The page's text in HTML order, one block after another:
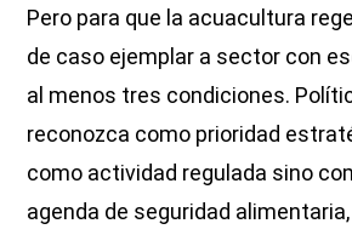
Pero para que la acuacultura
de caso ejemplar a sector con
al menos tres condiciones.
reconozca como prioridad
como actividad regulada sino
agenda de seguridad